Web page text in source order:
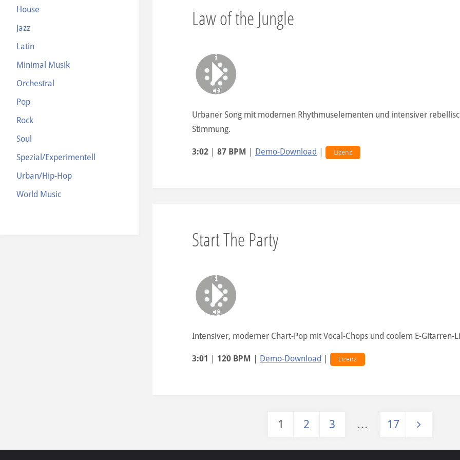
Law of the Jungle
Urbaner Song mit modernen Rhythmuselementen und intensiver
Stimmung.
3:02 |87 BPM Demo-Download Lizenz
Start The Party
Intensiver, moderner Chart-Pop mit Vocal-Chops und coolem E-Gitarren-
3:01 120 BPM Demo-Download Lizenz
Seitennummerierung der
1 2 3 … 17
House
Jazz
Latin
Minimal Musik
Orchestral
Pop
Rock
Soul
Spezial/Experimentell
Urban/Hip-Hop
World Music